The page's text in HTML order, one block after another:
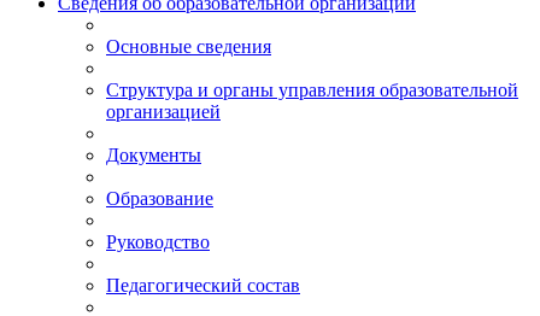
Основные сведения
Структура и органы управления образовательной
организацией
Документы
Образование
Руководство
Педагогический состав